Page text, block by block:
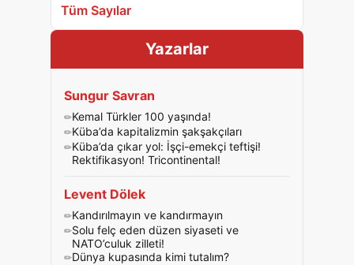
Tüm Sayılar
Yazarlar
Sungur Savran
Kemal Türkler 100 yaşında!
Küba’da kapitalizmin şakşakçıları
Küba’da çıkar yol: İşçi-emekçi teftişi!
Rektifikasyon! Tricontinental!
Levent Dölek
Kandırılmayın ve kandırmayın
Solu felç eden düzen siyaseti ve
NATO’culuk zilleti!
Dünya kupasında kimi tutalım?